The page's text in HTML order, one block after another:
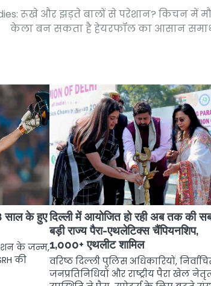
रूखे और झड़ते बालों से परेशान? किचन में
केला बन सकता है हेयरफॉल का आसान
के हुए
के जन्म,
की
दिल्ली में आयोजित हो रही अब तक की
बड़ी राज्य पैरा-एथलेटिक्स चैंपियनशिप,
1,000+ एथलीट शामिल
वरिष्ठ दिल्ली पुलिस अधिकारियों,
जनप्रतिनिधियों और राष्ट्रीय पैरा खेल